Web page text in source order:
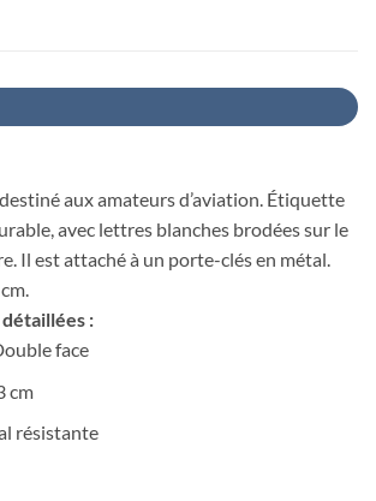
aux amateurs d’aviation. Étiquette
avec lettres blanches brodées sur le
Il est attaché à un porte-clés en métal.
:
face
cm
résistante